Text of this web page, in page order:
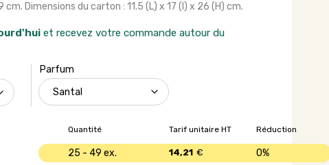
cm. Dimensions du carton : 11.5 (L) x 17 (l) x 26 (H) cm.
et recevez votre commande autour du
Parfum
Quantité Réduction
Tarif unitaire HT
25 - 49 0%
14,21 €